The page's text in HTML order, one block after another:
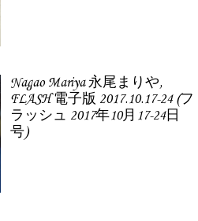
Nagao Mariya 永尾まりや,
FLASH 電子版 2017.10.17-24 (フ
ラッシュ 2017年10月17-24日
号)